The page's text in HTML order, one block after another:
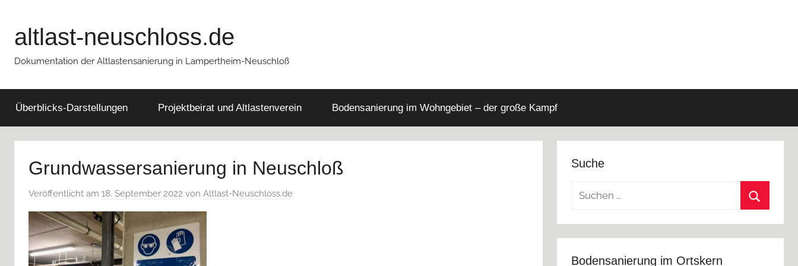
springen
altlast-neuschloss.de
Dokumentation der Altlastensanierung in Lampertheim-Neuschloß
Überblicks-Darstellungen Projektbeirat und Altlastenverein Bodensanierung im Wohngebiet – der große Kampf
Grundwassersanierung in Neuschloß
Veröffentlicht am 18. September 2022 von Altlast-Neuschloss.de
Suche
Suchen
Bodensanierung im Ortskern